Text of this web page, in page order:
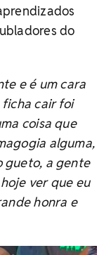
do
e é um cara
cair foi
coisa que
alguma,
gueto, a gente
ver que eu
honra e